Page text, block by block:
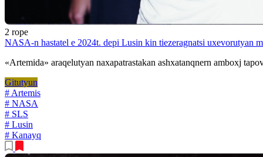
2 rope
NASA-n hastatel e 2024t. depi Lusin kin tiezeragnatsi uxevorutyan
«Artemida» araqelutyan naxapatrastakan ashxatanqnern amboxj
Gitutyun
# Artemis
# NASA
# SLS
# Lusin
# Kanayq